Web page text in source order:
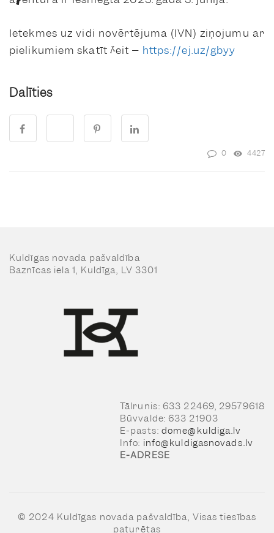
Ietekmes uz vidi novērtējuma (IVN) ziņojumu ar
pielikumiem skatīt šeit – https://ej.uz/gbyy
Dalīties
0 4427
Kuldīgas novada pašvaldība
Baznīcas iela 1, Kuldīga, LV 3301
Tālrunis: 633 22469, 29579618
Būvvalde: 633 21903
E-pasts: dome@kuldiga.lv
Info: info@kuldigasnovads.lv
E-ADRESE
© 2024 Kuldīgas novada pašvaldība, Visas tiesības
paturētas